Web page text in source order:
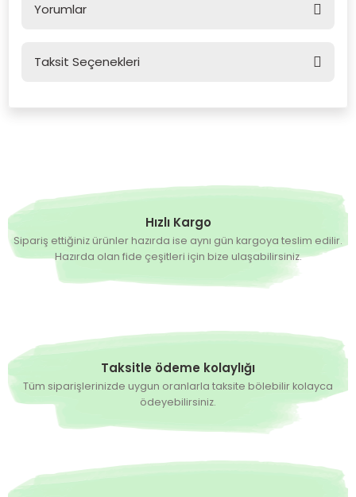
Yorumlar
Taksit Seçenekleri
Hızlı Kargo
Sipariş ettiğiniz ürünler hazırda ise aynı gün kargoya teslim edilir.
Hazırda olan fide çeşitleri için bize ulaşabilirsiniz.
Taksitle ödeme kolaylığı
Tüm siparişlerinizde uygun oranlarla taksite bölebilir kolayca
ödeyebilirsiniz.